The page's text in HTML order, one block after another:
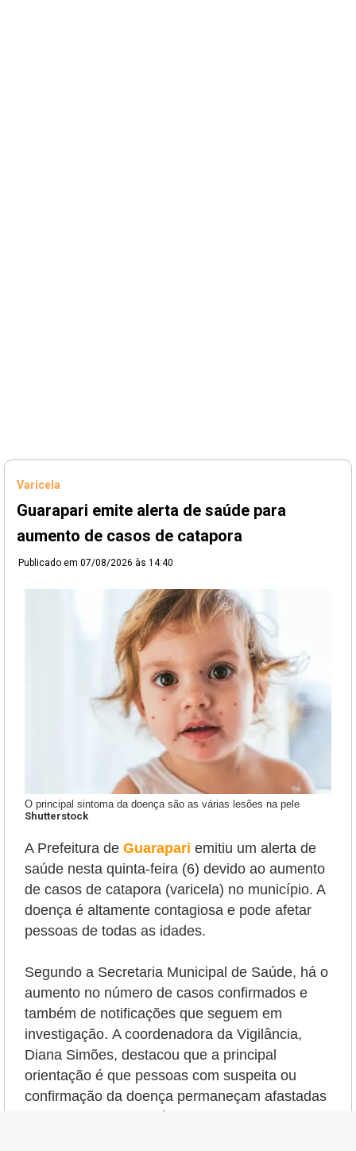
Varicela
Guarapari emite alerta de saúde para
aumento de casos de catapora
Publicado em 07/08/2026 às 14:40
O principal sintoma da doença são as várias lesões na pele
Shutterstock
A Prefeitura de Guarapari emitiu um alerta de
saúde nesta quinta-feira (6) devido ao aumento
de casos de catapora (varicela) no município. A
doença é altamente contagiosa e pode afetar
pessoas de todas as idades.
Segundo a Secretaria Municipal de Saúde, há o
aumento no número de casos confirmados e
também de notificações que seguem em
investigação. A coordenadora da Vigilância,
Diana Simões, destacou que a principal
orientação é que pessoas com suspeita ou
confirmação da doença permaneçam afastadas
de suas atividades até a completa cicatrização